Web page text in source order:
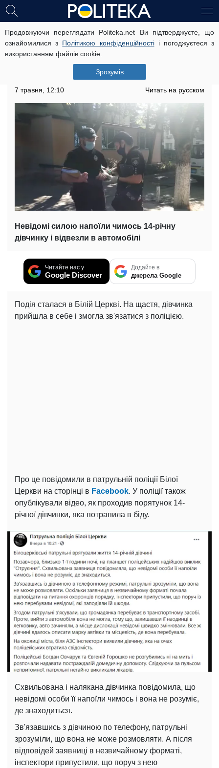
Продовжуючи переглядати Politeka.net Ви підтверджуєте, що
ознайомилися з Політикою конфіденційностіі погоджуєтеся з
використанням файлів cookie.
Зрозумів
Під Києвом поліцію підняли на вуха:
дівчинку напоїли і вивезли на
околицю міста
7 травня, 12:10 Читать на русском
Невідомі силою напоїли чимось 14-річну
дівчинку і відвезли в автомобілі
Читайте нас у
Google Discover
Додайте в
джерела Google
Подія сталася в Білій Церкві. На щастя, дівчинка
прийшла в себе і змогла зв'язатися з поліцією.
Про це повідомили в патрульній поліції Білої
Церкви на сторінці в Facebook. У поліції також
опублікували відео, як проходив порятунок 14-
річної дівчинки, яка потрапила в біду.
Схвильована і налякана дівчинка повідомила, що
невідомі особи її напоїли чимось і вона не розуміє,
де знаходиться.
Зв'язавшись з дівчиною по телефону, патрульні
зрозуміли, що вона не може розмовляти. А після
відповідей заявниці в незвичайному форматі,
інспектори припустили, що поруч з нею